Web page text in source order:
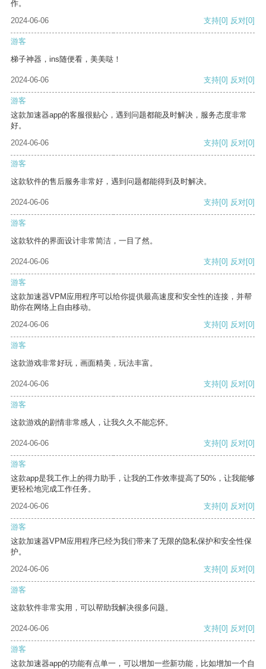
作。
2024-06-06
支持[0] 反对[0]
游客
梯子神器，ins随便看，美美哒！
2024-06-06 支持[0] 反对[0]
游客
这款加速器app的客服很贴心，遇到问题都能及时解决，服务态度非常
好。
2024-06-06
支持[0] 反对[0]
游客
这款软件的售后服务非常好，遇到问题都能得到及时解决。
2024-06-06 支持[0] 反对[0]
游客
这款软件的界面设计非常简洁，一目了然。
2024-06-06 支持[0] 反对[0]
游客
这款加速器VPM应用程序可以给你提供最高速度和安全性的连接，并帮
助你在网络上自由移动。
2024-06-06
支持[0] 反对[0]
游客
这款游戏非常好玩，画面精美，玩法丰富。
2024-06-06 支持[0] 反对[0]
游客
这款游戏的剧情非常感人，让我久久不能忘怀。
2024-06-06 支持[0] 反对[0]
游客
这款app是我工作上的得力助手，让我的工作效率提高了50%，让我能够
更轻松地完成工作任务。
2024-06-06
支持[0] 反对[0]
游客
这款加速器VPM应用程序已经为我们带来了无限的隐私保护和安全性保
护。
2024-06-06
支持[0] 反对[0]
游客
这款软件非常实用，可以帮助我解决很多问题。
2024-06-06 支持[0] 反对[0]
游客
这款加速器app的功能有点单一，可以增加一些新功能，比如增加一个自